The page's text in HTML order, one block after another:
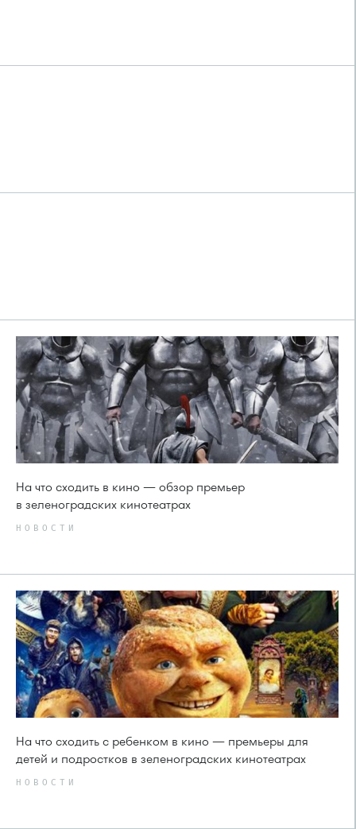
На что сходить в кино — обзор премьер
в зеленоградских кинотеатрах
НОВОСТИ
На что сходить с ребенком в кино — премьеры для
детей и подростков в зеленоградских кинотеатрах
НОВОСТИ